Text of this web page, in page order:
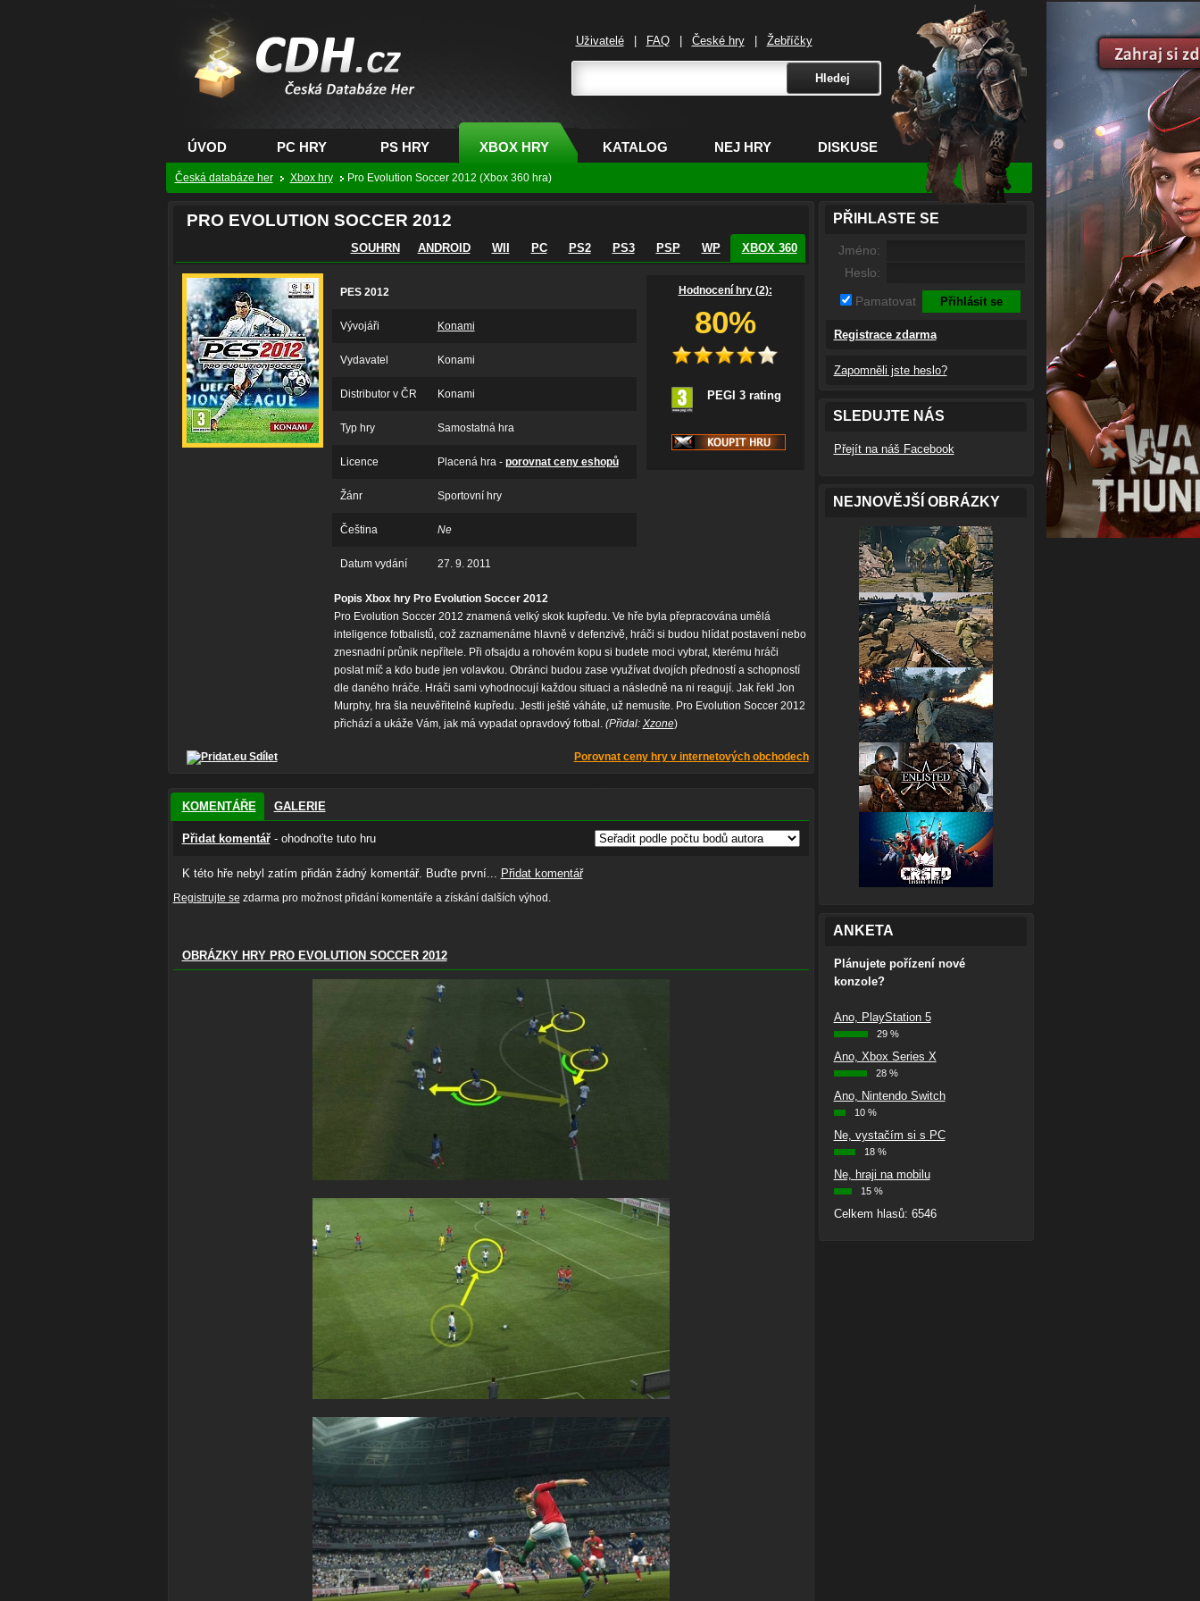
CDH.cz - hry na PC,
PS, XBOX - Česká
databáze her
Uživatelé FAQ České hry Žebříčky
ÚVOD PC HRY PS HRY XBOX HRY KATALOG NEJ HRY DISKUSE
Česká databáze her Xbox hry Pro Evolution Soccer 2012 (Xbox 360 hra)
PRO EVOLUTION SOCCER 2012
SOUHRN ANDROID WII PC PS2 PS3 PSP WP XBOX 360
PES 2012
Vývojáři Konami
Vydavatel Konami
Distributor v ČR Konami
Typ hry Samostatná hra
Licence Placená hra - porovnat ceny eshopů
Žánr Sportovní hry
Čeština Ne
Datum vydání 27. 9. 2011
Hodnocení hry (2):
80%
PEGI 3 rating
Popis Xbox hry Pro Evolution Soccer 2012
Pro Evolution Soccer 2012 znamená velký skok kupředu. Ve hře byla přepracována umělá
inteligence fotbalistů, což zaznamenáme hlavně v defenzivě, hráči si budou hlídat postavení nebo
znesnadní průnik nepřítele. Při ofsajdu a rohovém kopu si budete moci vybrat, kterému hráči
poslat míč a kdo bude jen volavkou. Obránci budou zase využívat dvojích předností a schopností
dle daného hráče. Hráči sami vyhodnocují každou situaci a následně na ni reagují. Jak řekl Jon
Murphy, hra šla neuvěřitelně kupředu. Jestli ještě váháte, už nemusíte. Pro Evolution Soccer 2012
přichází a ukáže Vám, jak má vypadat opravdový fotbal.(Přidal: Xzone)
Sdílet Porovnat ceny hry v internetových obchodech
KOMENTÁŘE GALERIE
Přidat komentář- ohodnoťte tuto hru
K této hře nebyl zatím přidán žádný komentář. Buďte první... Přidat komentář
Registrujte se zdarma pro možnost přidání komentáře a získání dalších výhod.
OBRÁZKY HRY PRO EVOLUTION SOCCER 2012
PŘIHLASTE SE
Jméno:
Heslo:
Pamatovat
Registrace zdarma
Zapomněli jste heslo?
SLEDUJTE NÁS
Přejít na náš Facebook
NEJNOVĚJŠÍ OBRÁZKY
ANKETA
Plánujete pořízení nové
konzole?
Ano, PlayStation 5
29 %
Ano, Xbox Series X
28 %
Ano, Nintendo Switch
10 %
Ne, vystačím si s PC
18 %
Ne, hraji na mobilu
15 %
Celkem hlasů: 6546